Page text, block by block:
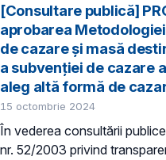
[Consultare publică]
aprobarea
de cazare și masă
a subvenției de cazare
aleg altă formă de
15 octombrie 2024
În vederea consultării
nr. 52/2003 privind